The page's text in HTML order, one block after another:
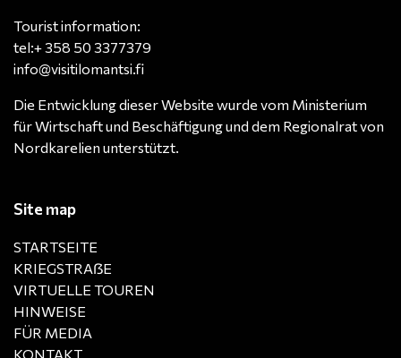
Tourist information:
tel:+ 358 50 3377379
info@visitilomantsi.fi
Die Entwicklung dieser Website wurde vom Ministerium
für Wirtschaft und Beschäftigung und dem Regionalrat von
Nordkarelien unterstützt.
Site map
STARTSEITE
KRIEGSTRAẞE
VIRTUELLE TOUREN
HINWEISE
FÜR MEDIA
KONTAKT